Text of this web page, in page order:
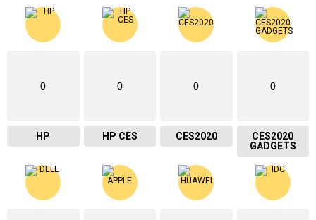
0
HP
0
HP CES
0
CES2020
0
CES2020
GADGETS